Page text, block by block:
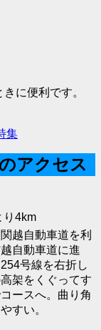
に便利です。
集
アクセス
り4km
越自動車道を利
自動車道に進
号線を右折し
架をくぐってす
ースへ。曲り角
すい。